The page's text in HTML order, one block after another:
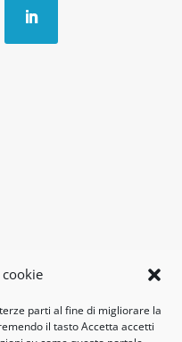
parti al fine di migliorare la
il tasto Accetta accetti